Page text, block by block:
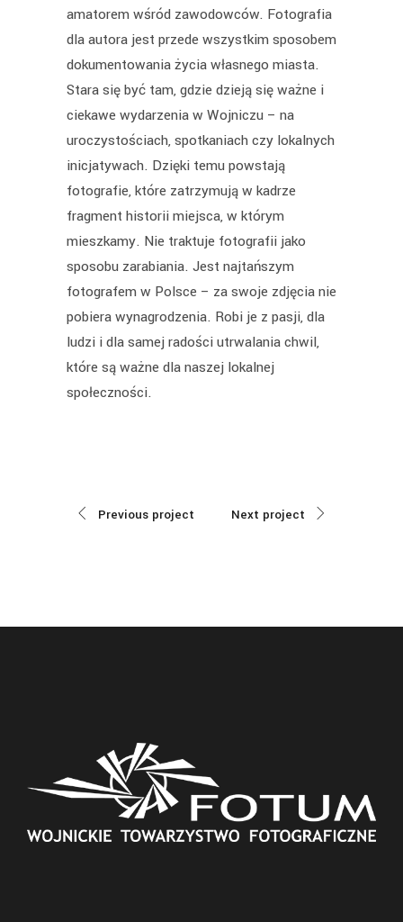
amatorem wśród zawodowców. Fotografia
dla autora jest przede wszystkim sposobem
dokumentowania życia własnego miasta.
Stara się być tam, gdzie dzieją się ważne i
ciekawe wydarzenia w Wojniczu – na
uroczystościach, spotkaniach czy lokalnych
inicjatywach. Dzięki temu powstają
fotografie, które zatrzymują w kadrze
fragment historii miejsca, w którym
mieszkamy. Nie traktuje fotografii jako
sposobu zarabiania. Jest najtańszym
fotografem w Polsce – za swoje zdjęcia nie
pobiera wynagrodzenia. Robi je z pasji, dla
ludzi i dla samej radości utrwalania chwil,
które są ważne dla naszej lokalnej
społeczności.
Previous project Next project